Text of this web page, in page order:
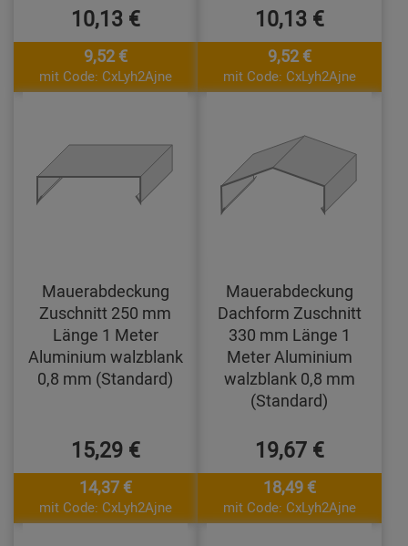
10,13 €
9,52 €
mit Code: CxLyh2Ajne
10,13 €
9,52 €
mit Code: CxLyh2Ajne
Mauerabdeckung
Zuschnitt 250 mm
Länge 1 Meter
Aluminium walzblank
0,8 mm (Standard)
15,29 €
14,37 €
mit Code: CxLyh2Ajne
Mauerabdeckung
Dachform Zuschnitt
330 mm Länge 1
Meter Aluminium
walzblank 0,8 mm
(Standard)
19,67 €
18,49 €
mit Code: CxLyh2Ajne